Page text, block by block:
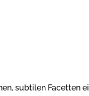
subtilen Facetten